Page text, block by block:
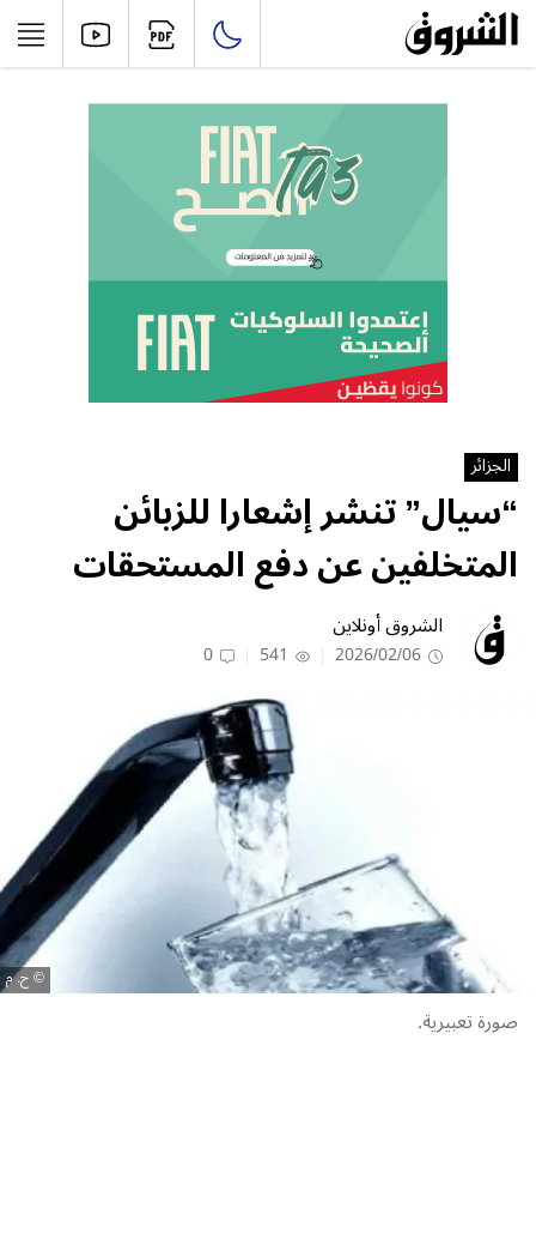
الجزائر
“سيال” تنشر إشعارا للزبائن
المتخلفين عن دفع المستحقات
الشروق أونلاين
2026/02/06
541
0
ح. م
صورة تعبيرية.